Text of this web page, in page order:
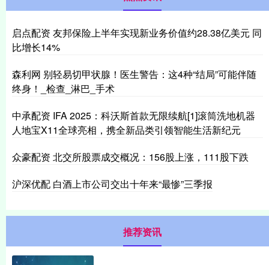
启点配资 友邦保险上半年实现新业务价值约28.38亿美元 同
比增长14%
森利网 别轻易切甲状腺！医生警告：这4种“结局”可能伴随
终身！_检查_淋巴_手术
中承配资 IFA 2025：科沃斯首款无限续航[1]滚筒洗地机器
人地宝X11全球亮相，携全新品类引领智能生活新纪元
众豪配资 北交所股票成交概况：156股上涨，111股下跌
沪深优配 白酒上市公司交出十年来“最惨”三季报
推荐资讯